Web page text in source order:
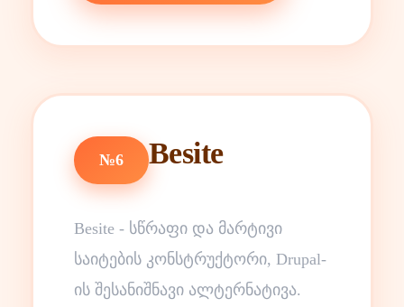
№6 Besite
Besite - სწრაფი და მარტივი
საიტების კონსტრუქტორი, Drupal-
ის შესანიშნავი ალტერნატივა.